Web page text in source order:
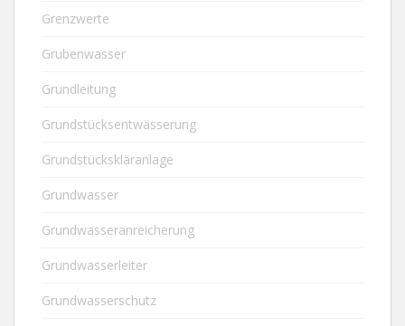
Grenzwerte
Grubenwasser
Grundleitung
Grundstücksentwässerung
Grundstückskläranlage
Grundwasser
Grundwasseranreicherung
Grundwasserleiter
Grundwasserschutz